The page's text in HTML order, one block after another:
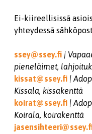
Ei-kiireellisissä
yhteydessä
ssey@ssey.fi |
pieneläimet,
kissat@ssey.fi |
Kissala, kissakenttä
koirat@ssey.fi |
Koirala, koirakenttä